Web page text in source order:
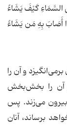
السَّمَاءِ کَیْفَ یَشَاءُ
أَصَابَ بِهِ مَن یَشَاءُ
و آن را
و آن را بخش‌بخش
بیرون می‌زند. پس
برساند، آنان